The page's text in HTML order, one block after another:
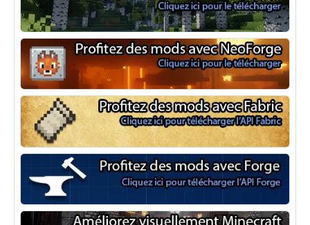
Optifine
NeoForge
Minecraft Fabric
Minecraft Forge